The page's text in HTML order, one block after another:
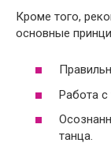
Кроме того,
основные
Работа с
танца.